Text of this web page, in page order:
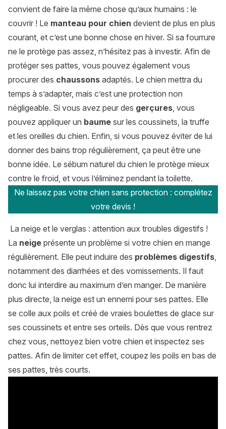
convient de faire la même chose qu’aux humains : le
couvrir ! Le manteau pour chien devient de plus en plus
courant, et c’est une bonne chose en hiver. Si sa fourrure
ne le protège pas assez, n’hésitez pas à investir. Afin de
protéger ses pattes, vous pouvez également vous
procurer des chaussons adaptés. Le chien mettra du
temps à s’adapter, mais c’est une protection non
négligeable. Si vous avez peur des gerçures, vous
pouvez appliquer un baume sur les coussinets, la truffe
et les oreilles du chien. Enfin, si vous pouvez éviter de lui
donner des bains trop régulièrement, ça peut être une
bonne idée. Le sébum naturel du chien le protège mieux
contre le froid, et vous l’éliminez pendant la toilette.
Ne laissez pas votre chien sans protection : complétez
votre devis !
La neige et le verglas : attention aux troubles digestifs !
La neige présente un problème si votre chien en mange
régulièrement. Elle peut induire des problèmes digestifs,
notamment des diarrhées et des vomissements. Il faut
donc lui interdire au maximum d’en manger. De manière
plus directe, la neige est un ennemi pour ses pattes. Elle
se colle aux poils et créé de vraies boulettes de glace sur
ses coussinets et entre ses orteils. Dès que vous rentrez
chez vous, nettoyez bien votre chien et inspectez ses
pattes. Afin de limiter cet effet, coupez les poils en bas de
ses pattes, très courts.